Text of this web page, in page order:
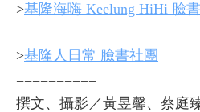
>基隆海嗨 Keelung HiHi 臉
>基隆人日常 臉書社團
==========
撰文、攝影／黃昱馨、蔡庭